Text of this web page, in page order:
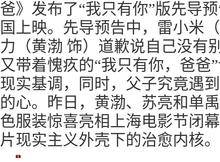
爸》发布了“我只有你”版先导
国上映。先导预告中，雷小米
力（黄渤 饰）道歉说自己没有
又带着愧疚的“我只有你，爸爸
现实基调，同时，父子究竟遇
的心。昨日，黄渤、苏亮和单
色服装惊喜亮相上海电影节闭
片现实主义外壳下的治愈内核。